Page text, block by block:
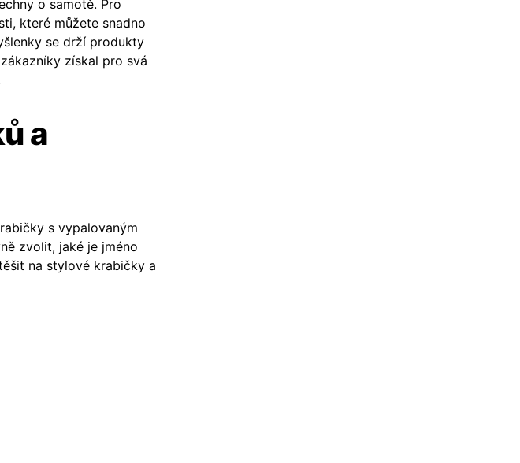
o samotě. Pro
které můžete snadno
se drží produkty
získal pro svá
a
s vypalovaným
zvolit, jaké je jméno
na stylové krabičky a